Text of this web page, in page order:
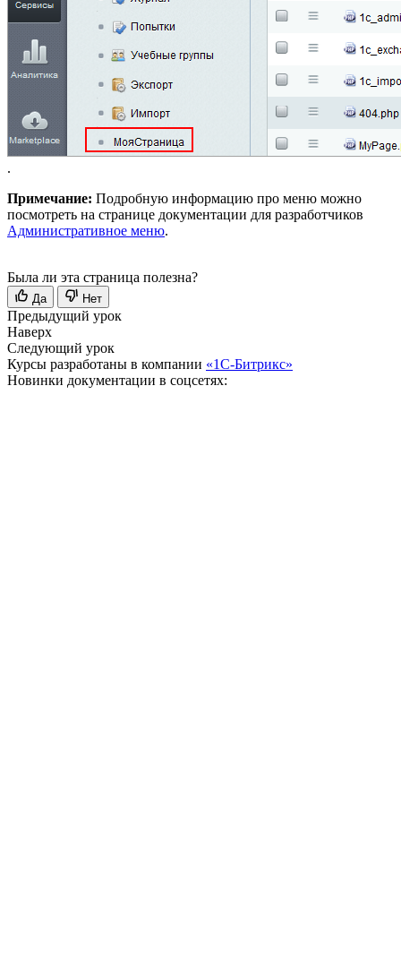
.
Примечание: Подробную информацию про меню можно
посмотреть на странице документации для разработчиков
Административное меню.
Была ли эта страница полезна?
Да Нет
Предыдущий урок
Наверх
Следующий урок
Курсы разработаны в компании «1С-Битрикс»
Новинки документации в соцсетях: